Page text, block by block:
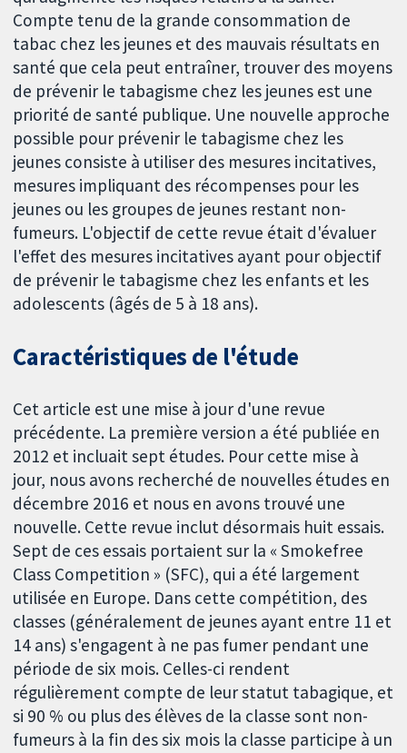
Compte tenu de la grande consommation de
tabac chez les jeunes et des mauvais résultats en
santé que cela peut entraîner, trouver des moyens
de prévenir le tabagisme chez les jeunes est une
priorité de santé publique. Une nouvelle approche
possible pour prévenir le tabagisme chez les
jeunes consiste à utiliser des mesures incitatives,
mesures impliquant des récompenses pour les
jeunes ou les groupes de jeunes restant non-
fumeurs. L'objectif de cette revue était d'évaluer
l'effet des mesures incitatives ayant pour objectif
de prévenir le tabagisme chez les enfants et les
adolescents (âgés de 5 à 18 ans).
Caractéristiques de l'étude
Cet article est une mise à jour d'une revue
précédente. La première version a été publiée en
2012 et incluait sept études. Pour cette mise à
jour, nous avons recherché de nouvelles études en
décembre 2016 et nous en avons trouvé une
nouvelle. Cette revue inclut désormais huit essais.
Sept de ces essais portaient sur la « Smokefree
Class Competition » (SFC), qui a été largement
utilisée en Europe. Dans cette compétition, des
classes (généralement de jeunes ayant entre 11 et
14 ans) s'engagent à ne pas fumer pendant une
période de six mois. Celles-ci rendent
régulièrement compte de leur statut tabagique, et
si 90 % ou plus des élèves de la classe sont non-
fumeurs à la fin des six mois la classe participe à un